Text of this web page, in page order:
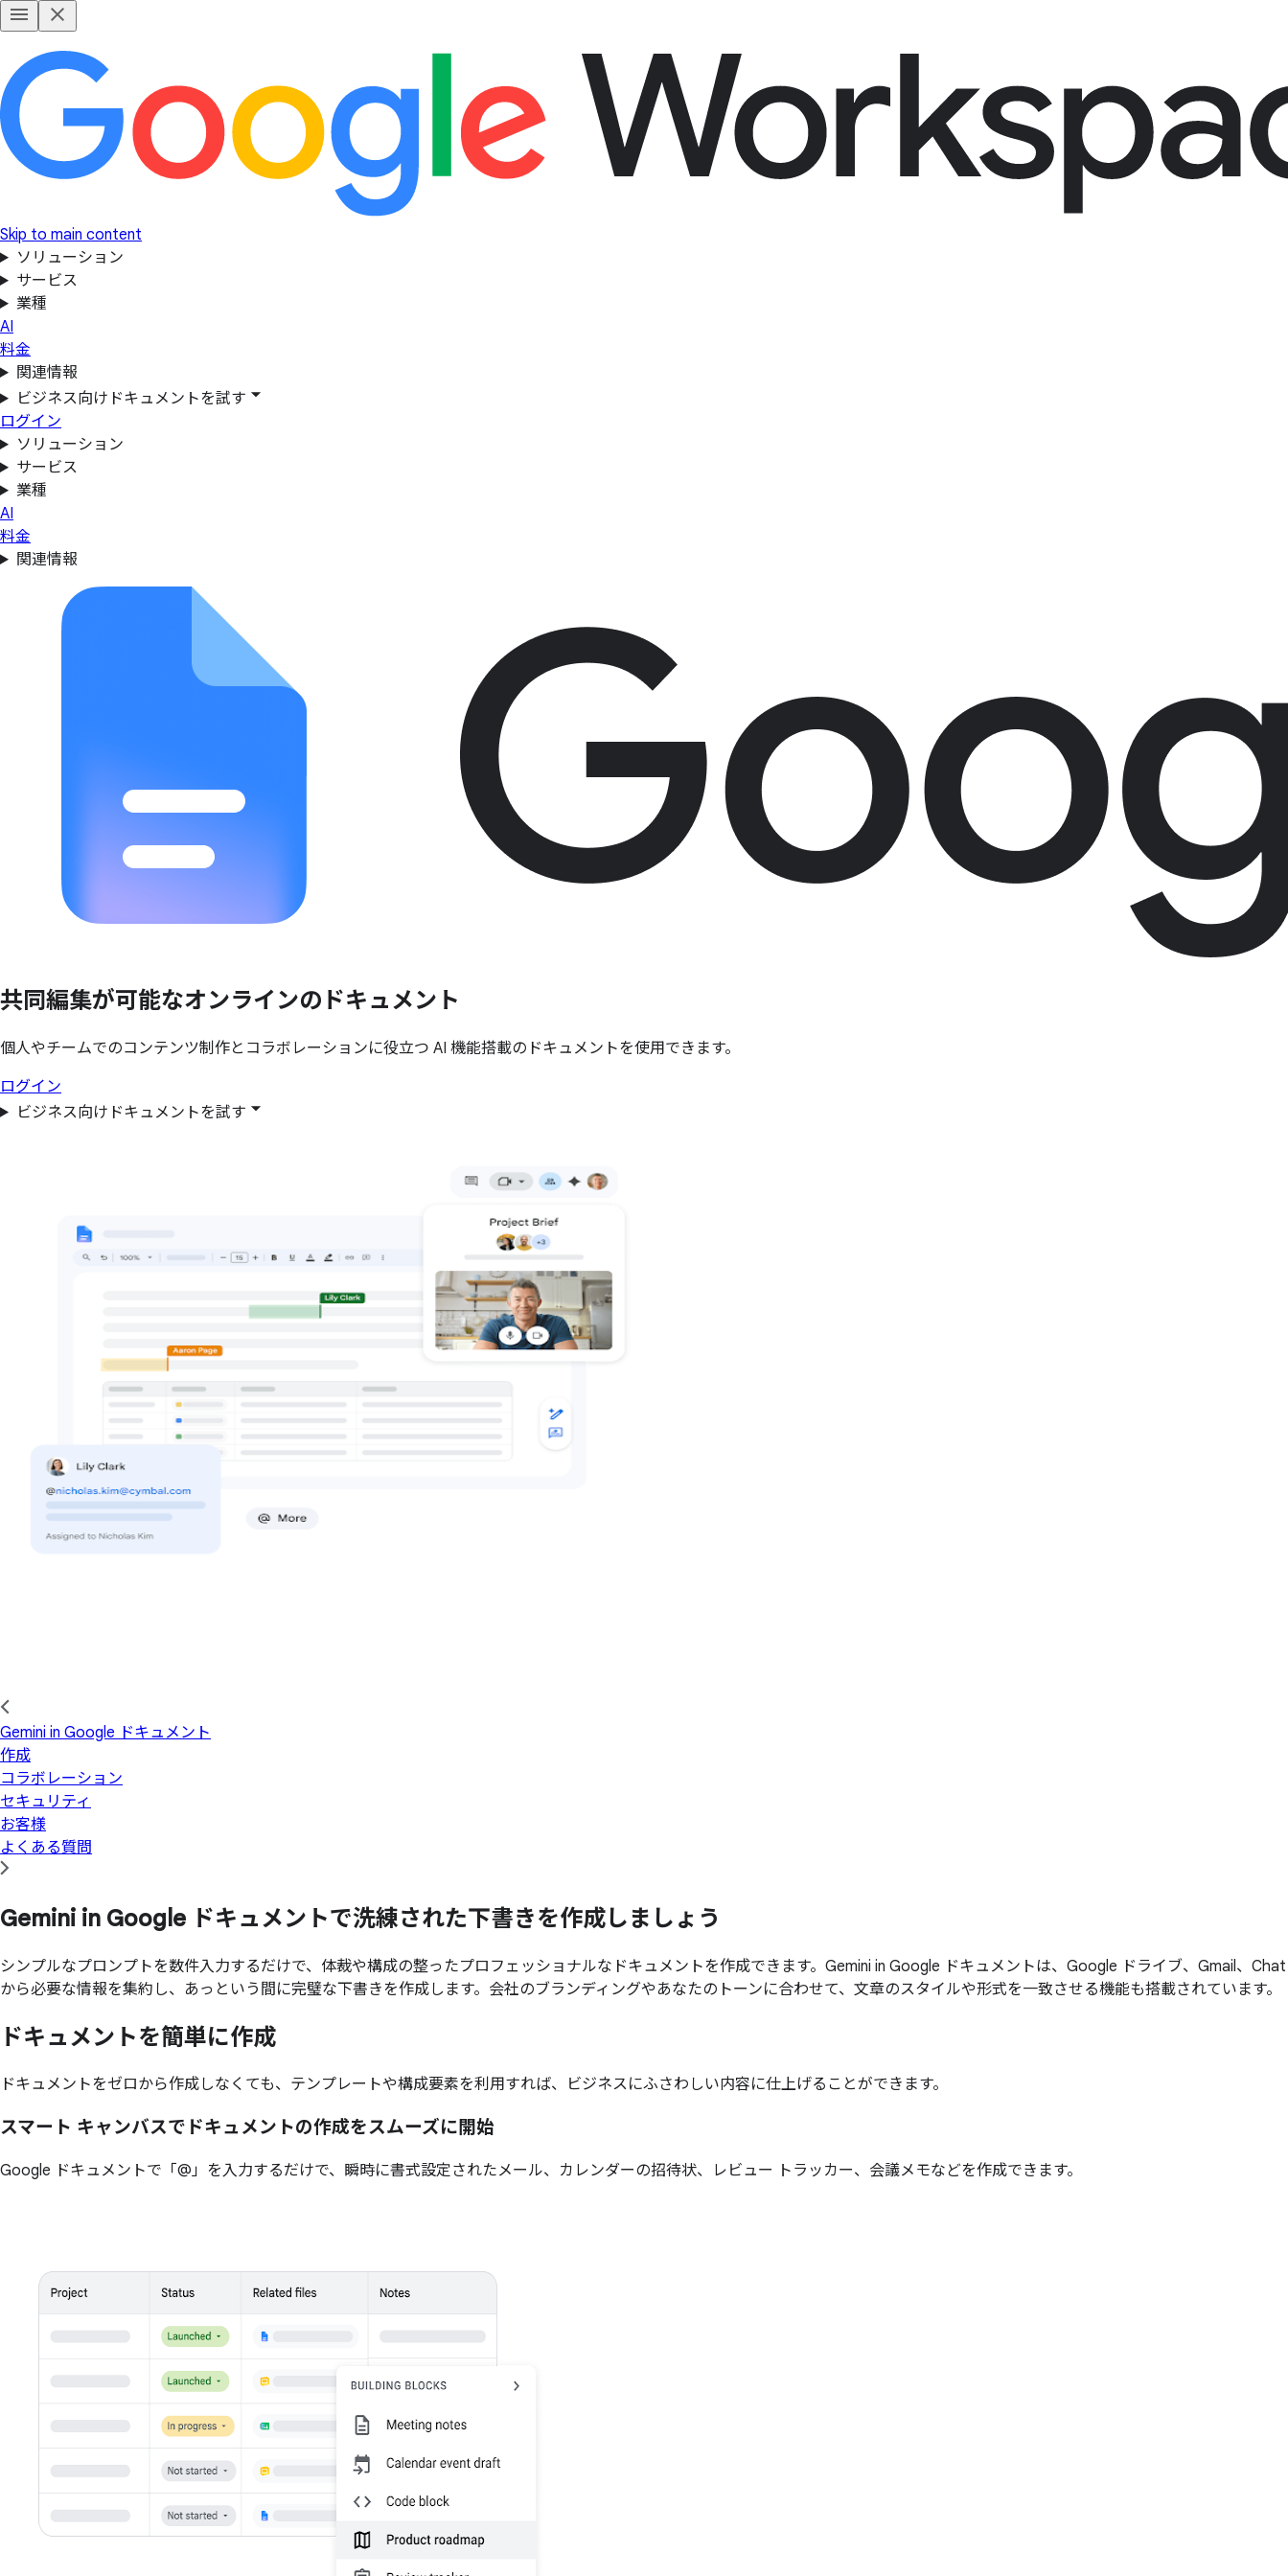
Skip to main content
ソリューション
サービス
業種
AI
料金
関連情報
ビジネス向けドキュメントを試す
ログイン
ソリューション
サービス
業種
AI
料金
関連情報
共同編集が可能なオンラインの ドキュメント
個人やチームでのコンテンツ制作とコラボレーションに役立つ AI 機能搭載のドキュメントを使用できます。
ログイン
ビジネス向けドキュメントを試す
Gemini in Google ドキュメント
作成
コラボレーション
セキュリティ
お客様
よくある質問
Gemini in Google ドキュメントで洗練された下書きを作成しましょう
シンプルなプロンプトを数件入力するだけで、体裁や構成の整ったプロフェッショナルなドキュメントを作成できます。Gemini in Google ドキュメントは、Google ドライブ、Gmail、Chat
から必要な情報を集約し、あっという間に完璧な下書きを作成します。会社のブランディングやあなたのトーンに合わせて、文章のスタイルや形式を一致させる機能も搭載されています。
ドキュメントを簡単に作成
ドキュメントをゼロから作成しなくても、テンプレートや構成要素を利用すれば、ビジネスにふさわしい内容に仕上げることができます。
スマート キャンバスでドキュメントの作成をスムーズに開始
Google ドキュメントで「@」を入力するだけで、瞬時に書式設定されたメール、カレンダーの招待状、レビュー トラッカー、会議メモなどを作成できます。